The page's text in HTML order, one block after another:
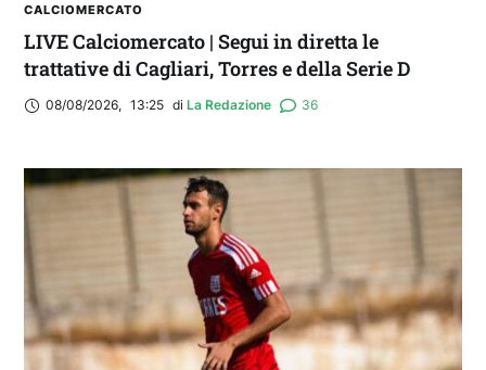
CALCIOMERCATO
LIVE Calciomercato | Segui in diretta le
trattative di Cagliari, Torres e della Serie D
08/08/2026, 13:25 di La Redazione 36